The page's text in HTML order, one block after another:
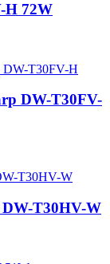
H 72W
DW-T30FV-
T30HV-W